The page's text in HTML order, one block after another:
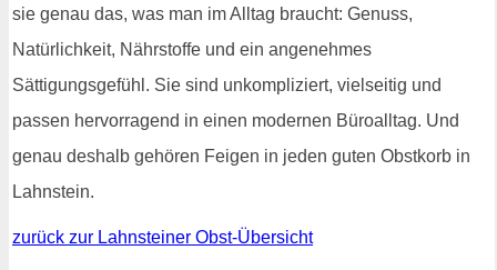
sie genau das, was man im Alltag braucht: Genuss,
Natürlichkeit, Nährstoffe und ein angenehmes
Sättigungsgefühl. Sie sind unkompliziert, vielseitig und
passen hervorragend in einen modernen Büroalltag. Und
genau deshalb gehören Feigen in jeden guten Obstkorb in
Lahnstein.
zurück zur Lahnsteiner Obst-Übersicht